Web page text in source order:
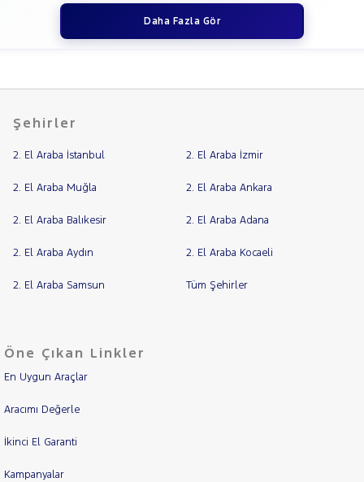
Daha Fazla Gör
Şehirler
2. El Araba İstanbul 2. El Araba İzmir
2. El Araba Muğla 2. El Araba Ankara
2. El Araba Balıkesir 2. El Araba Adana
2. El Araba Aydın 2. El Araba Kocaeli
2. El Araba Samsun Tüm Şehirler
Öne Çıkan Linkler
En Uygun Araçlar
Aracımı Değerle
İkinci El Garanti
Kampanyalar